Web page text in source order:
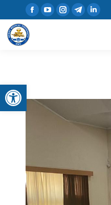
Открыть панель инструментов